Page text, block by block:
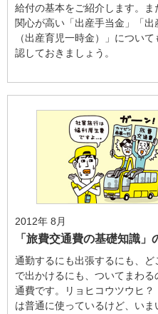
給付の基本をご紹介します。ま
関心が高い「出産手当金」「出
（出産育児一時金）」につい
認しておきましょう。
2012年 8月
「旅費交通費の基礎知識」
通勤するにも出張するにも、ど
で出かけるにも、ついてまわる
通費です。リョヒコウツウヒ
は普通に使っているけど、いま